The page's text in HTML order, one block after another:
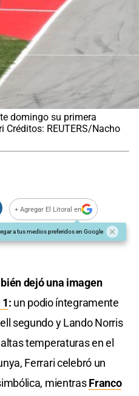
domingo su primera
REUTERS/Nacho
+ Agregar El Litoral en
a tus medios preferidos en Google
dejó una imagen
: un podio íntegramente
segundo y Lando Norris
temperaturas en el
Ferrari celebró un
mientrasFranco